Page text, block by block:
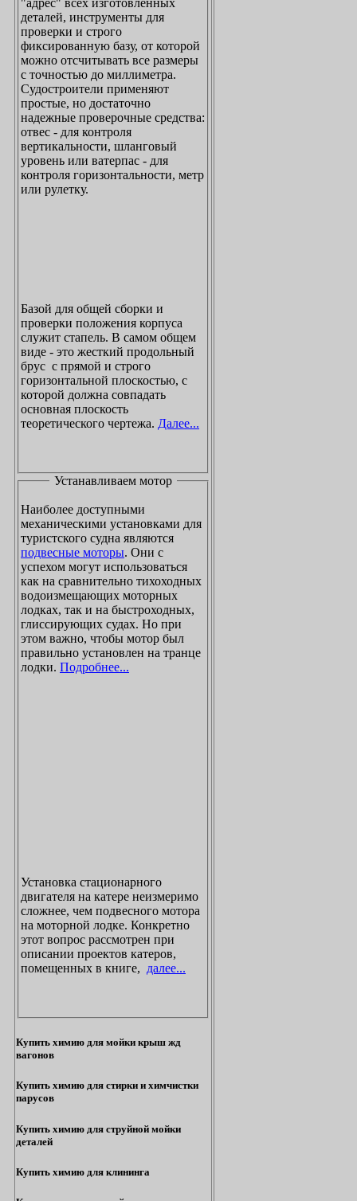
"адрес" всех изготовленных
деталей, инструменты для
проверки и строго
фиксированную базу, от которой
можно отсчитывать все размеры
с точностью до миллиметра.
Судостроители применяют
простые, но достаточно
надежные проверочные средства:
отвес - для контроля
вертикальности, шланговый
уровень или ватерпас - для
контроля горизонтальности, метр
или рулетку.
Базой для общей сборки и
проверки положения корпуса
служит стапель. В самом общем
виде - это жесткий продольный
брус с прямой и строго
горизонтальной плоскостью, с
которой должна совпадать
основная плоскость
теоретического чертежа. Далее...
Устанавливаем мотор
Наиболее доступными
механическими установками для
туристского судна являются
подвесные моторы. Они с
успехом могут использоваться
как на сравнительно тихоходных
водоизмещающих моторных
лодках, так и на быстроходных,
глиссирующих судах. Но при
этом важно, чтобы мотор был
правильно установлен на транце
лодки. Подробнее...
Установка стационарного
двигателя на катере неизмеримо
сложнее, чем подвесного мотора
на моторной лодке. Конкретно
этот вопрос рассмотрен при
описании проектов катеров,
помещенных в книге, далее...
Купить химию для мойки крыш жд
вагонов
Купить химию для стирки и химчистки
парусов
Купить химию для струйной мойки
деталей
Купить химию для клининга